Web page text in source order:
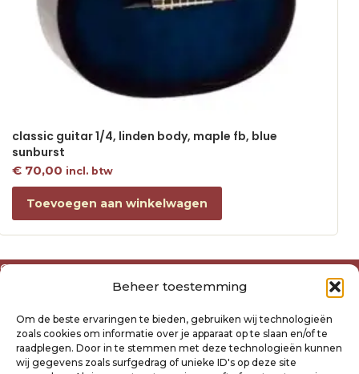
Beheer toestemming
Om de beste ervaringen te bieden, gebruiken wij technologieën
zoals cookies om informatie over je apparaat op te slaan en/of te
raadplegen. Door in te stemmen met deze technologieën kunnen
wij gegevens zoals surfgedrag of unieke ID's op deze site
classic guitar 1/4, linden body, maple fb, blue
sunburst
€70,00 incl. btw
Toevoegen aan winkelwagen
Over ons
Algemene voorwaarden
Privacyverklaring Raysland
Cookiebeleid